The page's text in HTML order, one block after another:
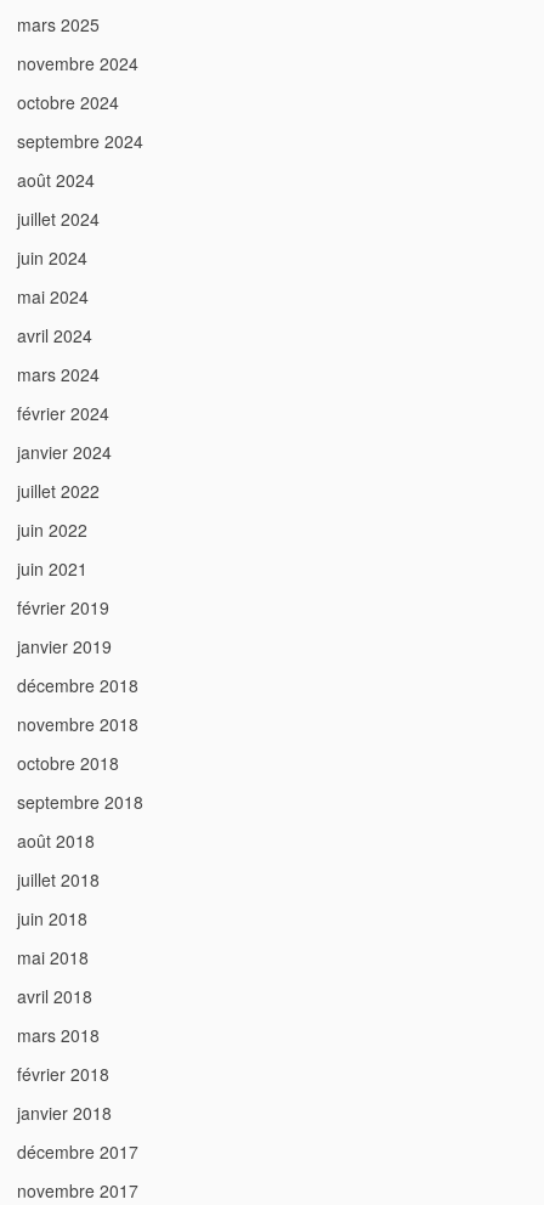
mars 2025
novembre 2024
octobre 2024
septembre 2024
août 2024
juillet 2024
juin 2024
mai 2024
avril 2024
mars 2024
février 2024
janvier 2024
juillet 2022
juin 2022
juin 2021
février 2019
janvier 2019
décembre 2018
novembre 2018
octobre 2018
septembre 2018
août 2018
juillet 2018
juin 2018
mai 2018
avril 2018
mars 2018
février 2018
janvier 2018
décembre 2017
novembre 2017